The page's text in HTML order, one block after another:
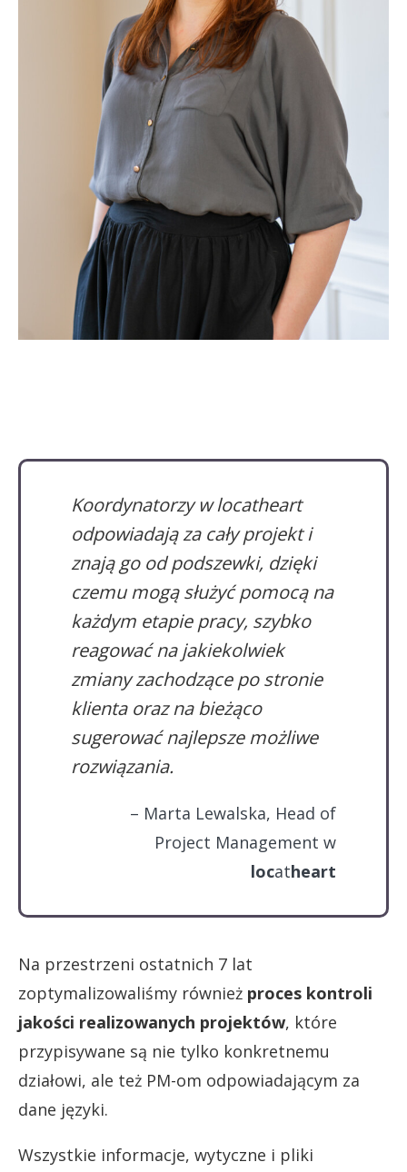
Koordynatorzy w locatheart
odpowiadają za cały projekt i
znają go od podszewki, dzięki
czemu mogą służyć pomocą na
każdym etapie pracy, szybko
reagować na jakiekolwiek
zmiany zachodzące po stronie
klienta oraz na bieżąco
sugerować najlepsze możliwe
rozwiązania.
– Marta Lewalska, Head of
Project Management w
locatheart
Na przestrzeni ostatnich 7 lat
zoptymalizowaliśmy również proces kontroli
jakości realizowanych projektów, które
przypisywane są nie tylko konkretnemu
działowi, ale też PM-om odpowiadającym za
dane języki.
Wszystkie informacje, wytyczne i pliki